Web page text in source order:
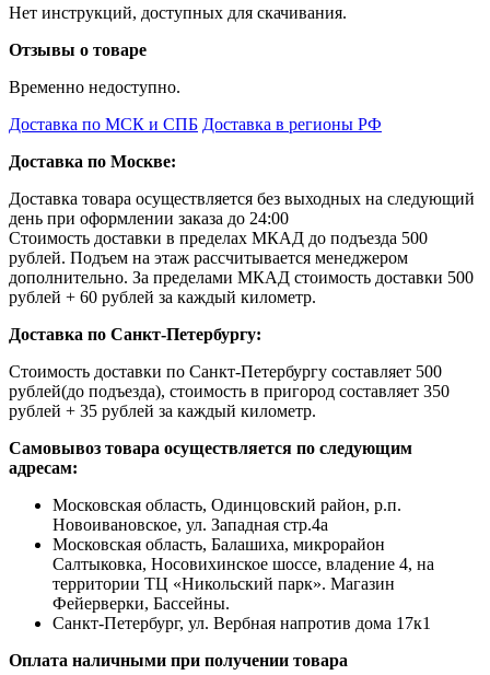
Нет инструкций, доступных для скачивания.
Отзывы о товаре
Временно недоступно.
Доставка по МСК и СПБ Доставка в регионы РФ
Доставка по Москве:
Доставка товара осуществляется без выходных на следующий
день при оформлении заказа до 24:00
Стоимость доставки в пределах МКАД до подъезда 500
рублей. Подъем на этаж рассчитывается менеджером
дополнительно. За пределами МКАД стоимость доставки 500
рублей + 60 рублей за каждый километр.
Доставка по Санкт-Петербургу:
Стоимость доставки по Санкт-Петербургу составляет 500
рублей(до подъезда), стоимость в пригород составляет 350
рублей + 35 рублей за каждый километр.
Самовывоз товара осуществляется по следующим
адресам:
Московская область, Одинцовский район, р.п.
Новоивановское, ул. Западная стр.4a
Московская область, Балашиха, микрорайон
Салтыковка, Носовихинское шоссе, владение 4, на
территории ТЦ «Никольский парк». Магазин
Фейерверки, Бассейны.
Санкт-Петербург, ул. Вербная напротив дома 17к1
Оплата наличными при получении товара